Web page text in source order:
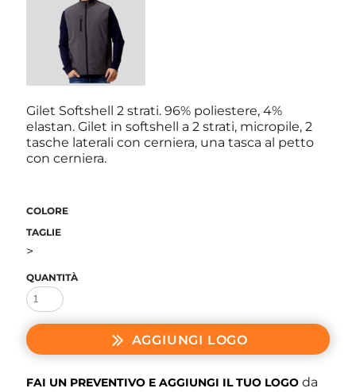
Gilet Softshell 2 strati. 96% poliestere, 4%
elastan. Gilet in softshell a 2 strati, micropile, 2
tasche laterali con cerniera, una tasca al petto
con cerniera.
COLORE
TAGLIE
>
QUANTITÀ
AGGIUNGI LOGO
FAI UN PREVENTIVO E AGGIUNGI IL TUO LOGO da